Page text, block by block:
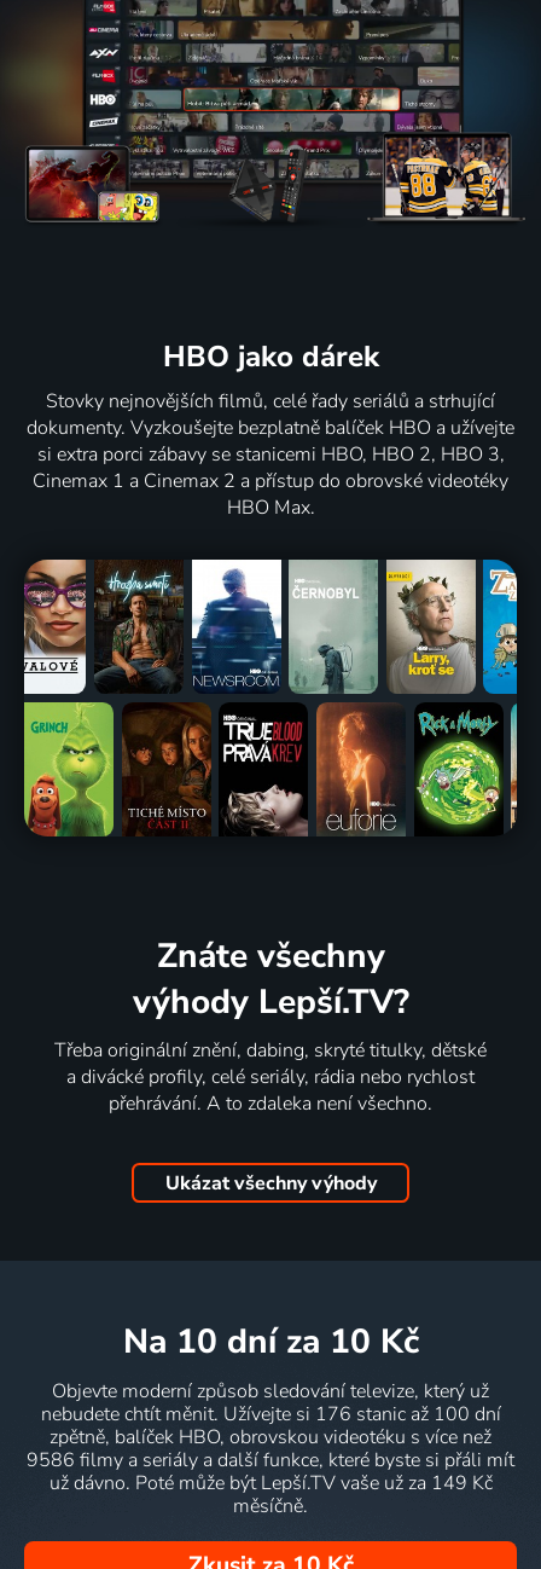
HBO jako dárek
Stovky nejnovějších filmů, celé řady seriálů a strhující
dokumenty. Vyzkoušejte bezplatně balíček HBO a užívejte
si extra porci zábavy se stanicemi HBO, HBO 2, HBO 3,
Cinemax 1 a Cinemax 2 a přístup do obrovské videotéky
HBO Max.
Znáte všechny
výhody Lepší.TV?
Třeba originální znění, dabing, skryté titulky, dětské
a divácké profily, celé seriály, rádia nebo rychlost
přehrávání. A to zdaleka není všechno.
Ukázat všechny výhody
na 10 dní za 10 Kč
Objevte moderní způsob sledování televize, který už
nebudete chtít měnit. Užívejte si 176 stanic až 100 dní
zpětně, balíček HBO, obrovskou videotéku s více než
9586 filmy a seriály a další funkce, které byste si přáli mít
už dávno. Poté může být Lepší.TV vaše už za 149 Kč
měsíčně.